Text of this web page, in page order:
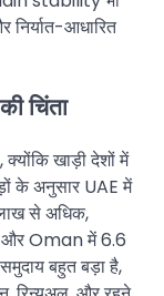
निर्यात-आधारित
चिंता
क्योंकि खाड़ी देशों में
के अनुसार UAE में
से अधिक,
Oman में 6.6
बहुत बड़ा है,